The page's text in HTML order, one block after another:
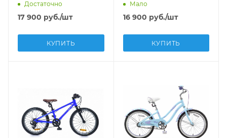
Достаточно
17 900 руб./шт
КУПИТЬ
Мало
16 900 руб./шт
КУПИТЬ